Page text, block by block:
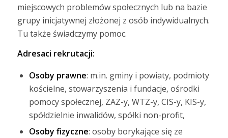
miejscowych problemów społecznych lub na bazie
grupy inicjatywnej złożonej z osób indywidualnych.
Tu także świadczymy pomoc.
Adresaci rekrutacji:
Osoby prawne: m.in. gminy i powiaty, podmioty
kościelne, stowarzyszenia i fundacje, ośrodki
pomocy społecznej, ZAZ-y, WTZ-y, CIS-y, KIS-y,
spółdzielnie inwalidów, spółki non-profit,
Osoby fizyczne: osoby borykające się ze